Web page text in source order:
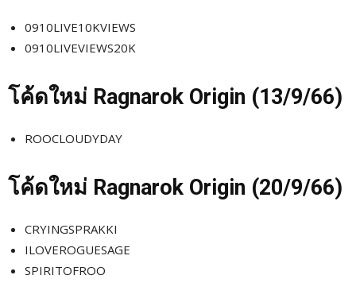
0910LIVE10KVIEWS
0910LIVEVIEWS20K
โค้ดใหม่ Ragnarok Origin (13/9/66)
ROOCLOUDYDAY
โค้ดใหม่ Ragnarok Origin (20/9/66)
CRYINGSPRAKKI
ILOVEROGUESAGE
SPIRITOFROO